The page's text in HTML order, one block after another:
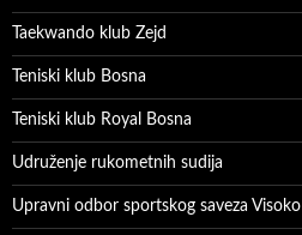
Taekwando klub Zejd
Teniski klub Bosna
Teniski klub Royal Bosna
Udruženje rukometnih sudija
Upravni odbor sportskog saveza Visoko